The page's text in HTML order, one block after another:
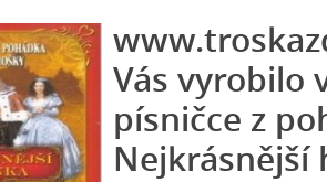
Vás vyrobilo
písničce z
Nejkrásnější